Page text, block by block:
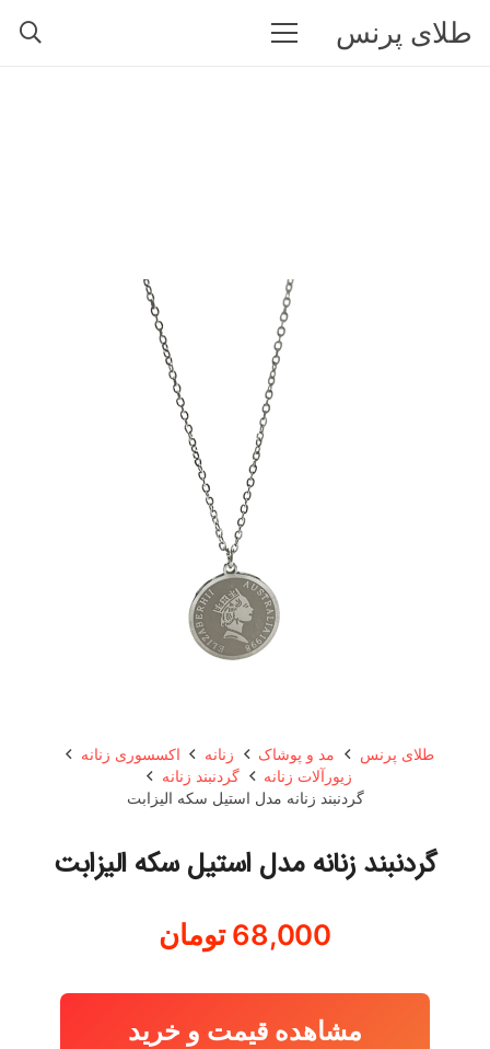
طلای پرنس
طلای پرنس مد و پوشاک زنانه
اکسسوری زنانه
زیورآلات زنانه
گردنبند زنانه
گردنبند زنانه مدل استیل سکه الیزابت
گردنبند زنانه مدل استیل سکه الیزابت
68,000 تومان
مشاهده قیمت و خرید